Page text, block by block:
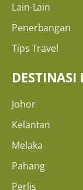
Lain-Lain
Penerbangan
Tips Travel
DESTINASI
Johor
Kelantan
Melaka
Pahang
Perlis